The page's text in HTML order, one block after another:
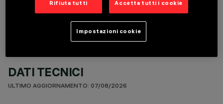
DATI TECNICI
ULTIMO AGGIORNAMENTO: 07/08/2026
Rifiuta tutti Accetta tutti i cookie
Impostazioni cookie